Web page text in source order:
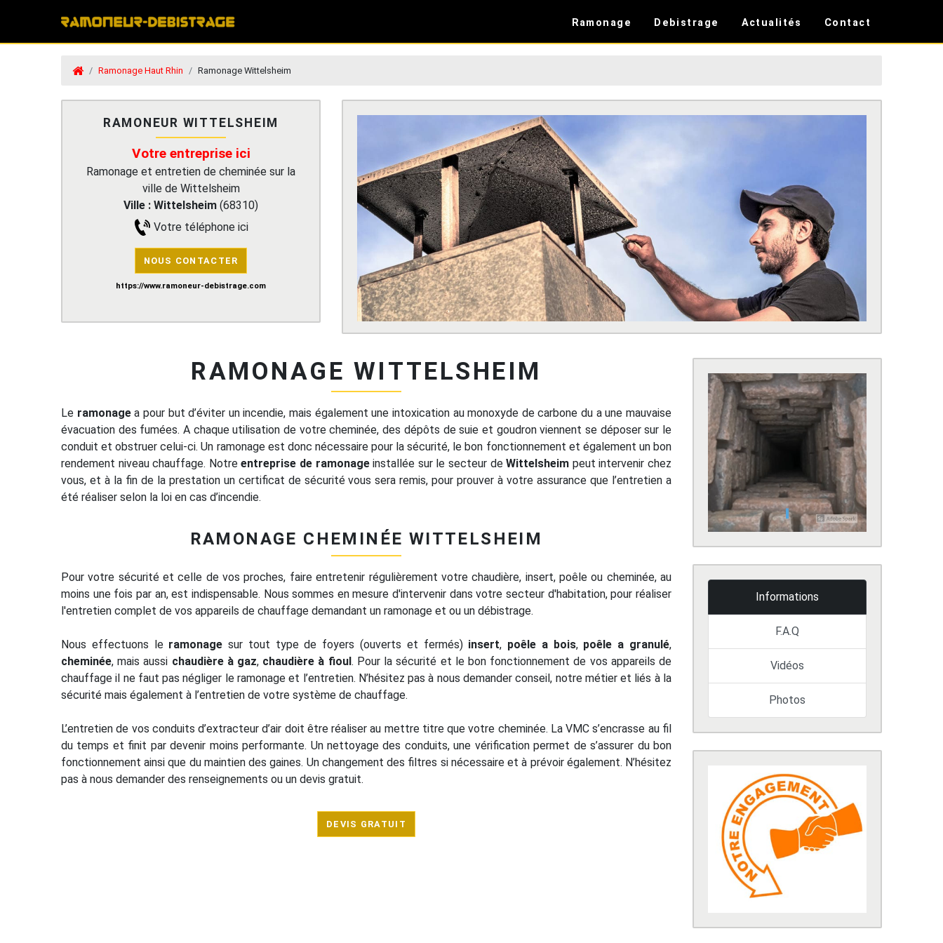
Ramonage Debistrage Actualités Contact
Ramonage Haut Rhin Ramonage Wittelsheim
RAMONEUR WITTELSHEIM
Votre entreprise ici
Ramonage et entretien de cheminée sur la
ville de Wittelsheim
Ville : Wittelsheim (68310)
Votre téléphone ici
NOUS CONTACTER
https://www.ramoneur-debistrage.com
RAMONAGE WITTELSHEIM
Le ramonagea pour but d’éviter un incendie, mais également une intoxication au monoxyde de carbone du a une mauvaise
évacuation des fumées. A chaque utilisation de votre cheminée, des dépôts de suie et goudron viennent se déposer sur le
conduit et obstruer celui-ci. Un ramonage est donc nécessaire pour la sécurité, le bon fonctionnement et également un bon
rendement niveau chauffage. Notreentreprise de ramonageinstallée sur le secteur deWittelsheim peut intervenir chez
vous, et à la fin de la prestation un certificat de sécurité vous sera remis, pour prouver à votre assurance que l’entretien a
été réaliser selon la loi en cas d’incendie.
RAMONAGE CHEMINÉE WITTELSHEIM
Pour votre sécurité et celle de vos proches, faire entretenir régulièrement votre chaudière, insert, poêle ou cheminée, au
moins une fois par an, est indispensable. Nous sommes en mesure d'intervenir dans votre secteur d'habitation, pour réaliser
l'entretien complet de vos appareils de chauffage demandant un ramonage et ou un débistrage.
Nous effectuons le ramonage sur tout type de foyers (ouverts et fermés) insert, poêle a bois, poêle a granulé,
cheminée, mais aussi chaudière à gaz, chaudière à fioul. Pour la sécurité et le bon fonctionnement de vos appareils de
chauffage il ne faut pas négliger le ramonage et l’entretien. N’hésitez pas à nous demander conseil, notre métier et liés à la
sécurité mais également à l’entretien de votre système de chauffage.
L’entretien de vos conduits d’extracteur d’air doit être réaliser au mettre titre que votre cheminée. La VMC s’encrasse au fil
du temps et finit par devenir moins performante. Un nettoyage des conduits, une vérification permet de s’assurer du bon
fonctionnement ainsi que du maintien des gaines. Un changement des filtres si nécessaire et à prévoir également. N’hésitez
pas à nous demander des renseignements ou un devis gratuit.
DEVIS GRATUIT
Informations
F.A.Q
Vidéos
Photos